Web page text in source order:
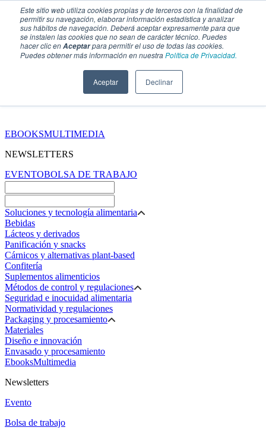
Este sitio web utiliza cookies propias y de terceros con la finalidad de
permitir su navegación, elaborar información estadística y analizar
sus hábitos de navegación. Deberá aceptar expresamente para que
se instalen las cookies que no sean de carácter técnico. Puedes
hacer clic enAceptarpara permitir el uso de todas las cookies.
Puedes obtener más información en nuestraPolítica de Privacidad.
Aceptar Declinar
EBOOKSMULTIMEDIA
NEWSLETTERS
EVENTOBOLSA DE TRABAJO
Soluciones y tecnología alimentaria
Bebidas
Lácteos y derivados
Panificación y snacks
Cárnicos y alternativas plant-based
Confitería
Suplementos alimenticios
Métodos de control y regulaciones
Seguridad e inocuidad alimentaria
Normatividad y regulaciones
Packaging y procesamiento
Materiales
Diseño e innovación
Envasado y procesamiento
EbooksMultimedia
Newsletters
Evento
Bolsa de trabajo